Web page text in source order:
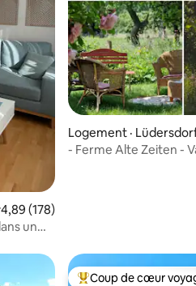
moyenne de 4,89 sur 5, 178
4,89 (178)
un
Logement ·
- Ferme Alte Zeiten -
Coup de cœur